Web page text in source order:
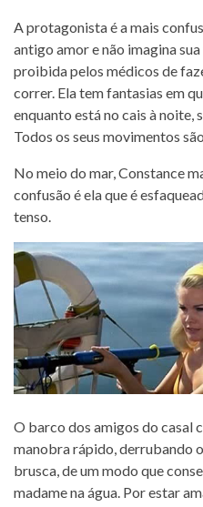
A protagonista é a mais
antigo amor e não imagina
proibida pelos médicos de
correr. Ela tem fantasias em
enquanto está no cais à noite,
Todos os seus movimentos
No meio do mar, Constance
confusão é ela que é
tenso.
O barco dos amigos do casal
manobra rápido, derrubando
brusca, de um modo que
madame na água. Por estar